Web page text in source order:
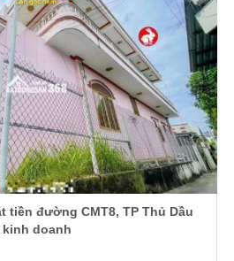
tiền đường CMT8, TP Thủ Dầu
kinh doanh